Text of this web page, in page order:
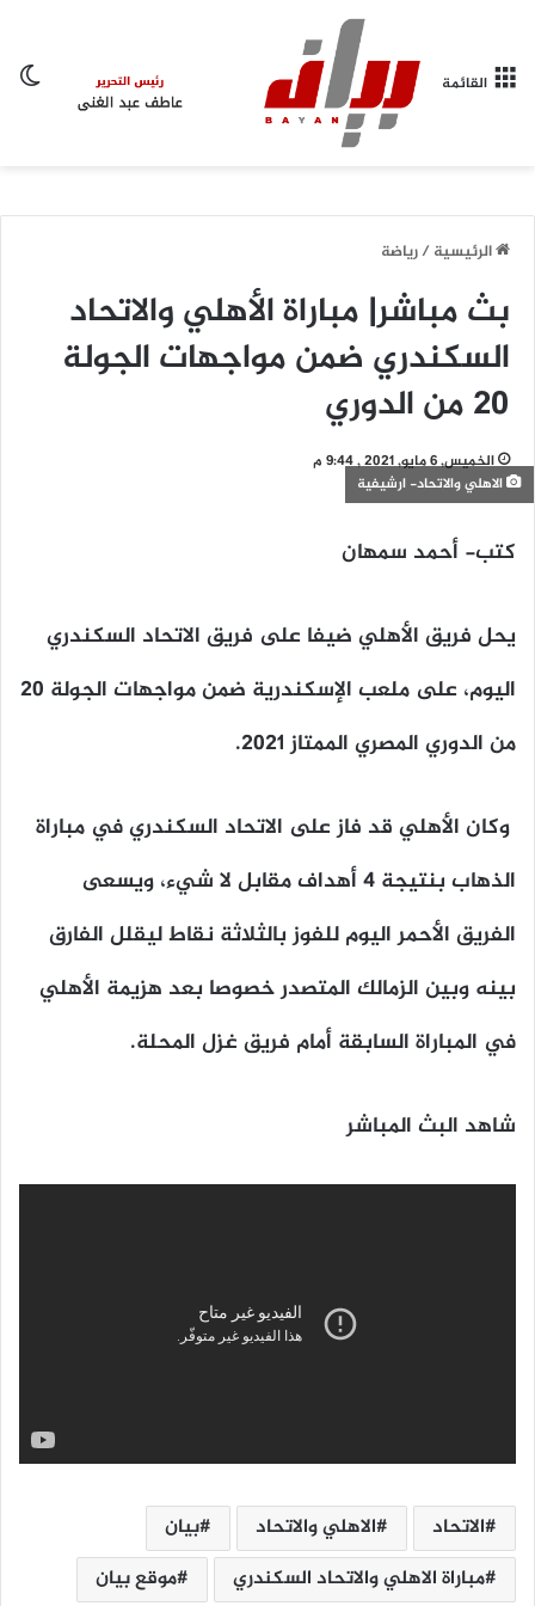
القائمة
الرئيسية/رياضة
بث مباشر| مباراة الأهلي والاتحاد
السكندري ضمن مواجهات الجولة
20 من الدوري
الخميس, 6 مايو, 2021 , 9:44 م
الاهلي والاتحاد- ارشيفية
كتب- أحمد سمهان
يحل فريق الأهلي ضيفا على فريق الاتحاد السكندري
اليوم، على ملعب الإسكندرية ضمن مواجهات الجولة 20
من الدوري المصري الممتاز 2021.
وكان الأهلي قد فاز على الاتحاد السكندري في مباراة
الذهاب بنتيجة 4 أهداف مقابل لا شيء، ويسعى
الفريق الأحمر اليوم للفوز بالثلاثة نقاط ليقلل الفارق
بينه وبين الزمالك المتصدر خصوصا بعد هزيمة الأهلي
في المباراة السابقة أمام فريق غزل المحلة.
شاهد البث المباشر
الاتحاد الاهلي والاتحاد
بيان
مباراة الاهلي والاتحاد السكندري
موقع بيان